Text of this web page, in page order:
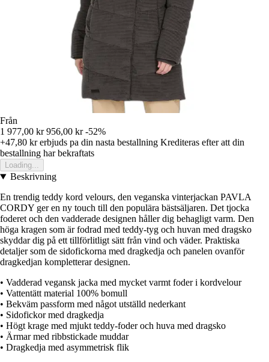
Från
1 977,00 kr 956,00 kr -52%
+47,80 krerbjuds pa din nasta bestallning Krediteras efter att din
bestallning har bekraftats
Loading...
Beskrivning
En trendig teddy kord velours, den veganska vinterjackan PAVLA
CORDY ger en ny touch till den populära bästsäljaren. Det tjocka
foderet och den vadderade designen håller dig behagligt varm. Den
höga kragen som är fodrad med teddy-tyg och huvan med dragsko
skyddar dig på ett tillförlitligt sätt från vind och väder. Praktiska
detaljer som de sidofickorna med dragkedja och panelen ovanför
dragkedjan kompletterar designen.
• Vadderad vegansk jacka med mycket varmt foder i kordvelour
• Vattentätt material 100% bomull
• Bekväm passform med något utställd nederkant
• Sidofickor med dragkedja
• Högt krage med mjukt teddy-foder och huva med dragsko
• Ärmar med ribbstickade muddar
• Dragkedja med asymmetrisk flik